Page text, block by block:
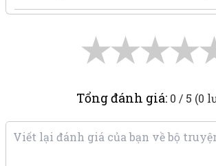
★
★
★
★
Tổng đánh giá: 0 / 5 (0